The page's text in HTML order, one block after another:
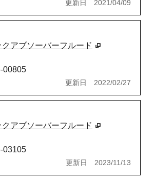
更新日 2021/04/09
クアブソーバーフルード
00805
更新日 2022/02/27
クアブソーバーフルード
03105
更新日 2023/11/13